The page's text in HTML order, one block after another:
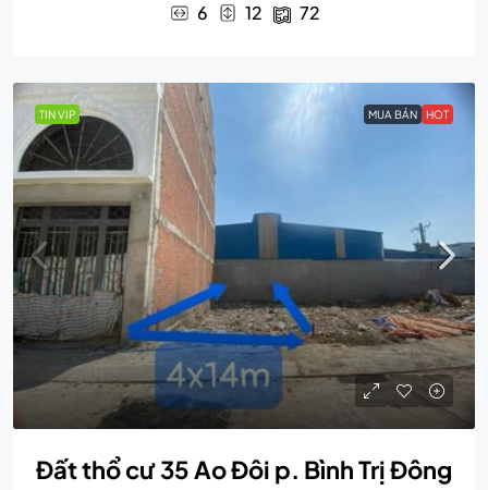
6 12 72
TIN VIP MUA BÁN HOT
Đất thổ cư 35 Ao Đôi p. Bình Trị Đông